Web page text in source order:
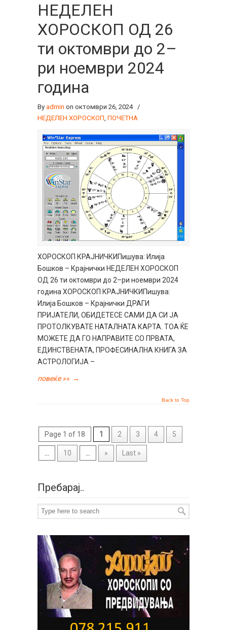
НЕДЕЛЕН
ХОРОСКОП ОД 26
ти октомври до 2–
ри ноември 2024
година
By admin on октомври 26, 2024 /
НЕДЕЛЕН ХОРОСКОП, ПОЧЕТНА
ХОРОСКОП КРАЈНИЧКИПишува: Илија
Бошков – Крајнички НЕДЕЛЕН ХОРОСКОП
ОД 26 ти октомври до 2–ри ноември 2024
година ХОРОСКОП КРАЈНИЧКИПишува:
Илија Бошков – Крајнички ДРАГИ
ПРИЈАТЕЛИ, ОБИДЕТЕСЕ САМИ ДА СИ ЈА
ПРОТОЛКУВАТЕ НАТАЛНАТА КАРТА. ТОА ЌЕ
МОЖЕТЕ ДА ГО НАПРАВИТЕ СО ПРВАТА,
ЕДИНСТВЕНАТА, ПРОФЕСИНАЛНА КНИГА ЗА
АСТРОЛОГИЈА –
повеќе »» →
Back to Top
Page 1 of 18 1 2 3 4 5
10 » Last »
Пребарај..